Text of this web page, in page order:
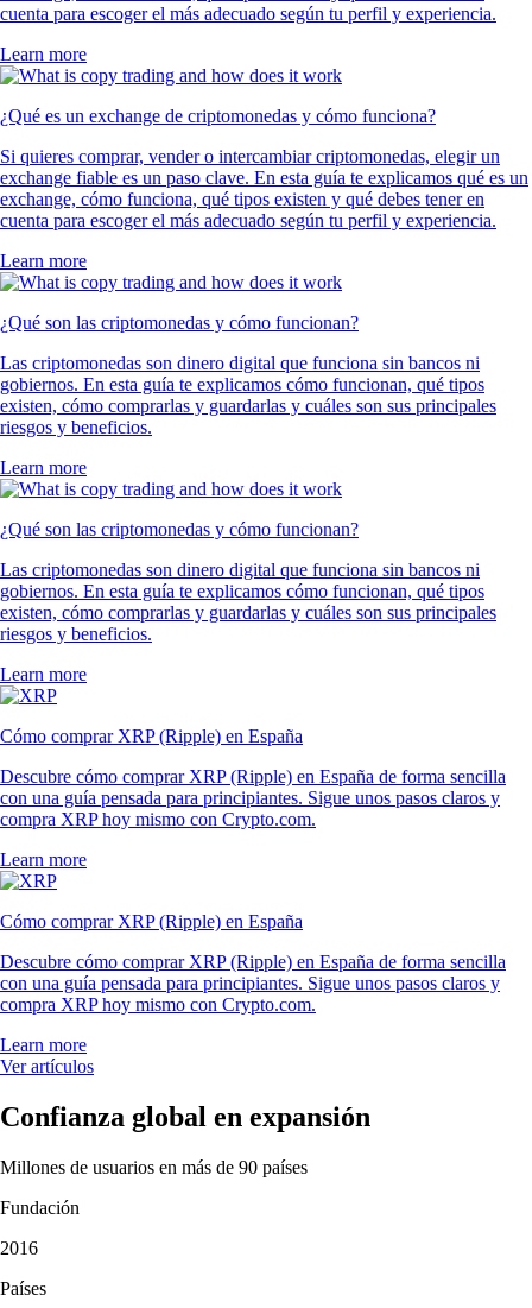
cuenta para escoger el más adecuado según tu perfil y experiencia.
Learn more
¿Qué es un exchange de criptomonedas y cómo funciona?
Si quieres comprar, vender o intercambiar criptomonedas, elegir un
exchange fiable es un paso clave. En esta guía te explicamos qué es un
exchange, cómo funciona, qué tipos existen y qué debes tener en
cuenta para escoger el más adecuado según tu perfil y experiencia.
Learn more
¿Qué son las criptomonedas y cómo funcionan?
Las criptomonedas son dinero digital que funciona sin bancos ni
gobiernos. En esta guía te explicamos cómo funcionan, qué tipos
existen, cómo comprarlas y guardarlas y cuáles son sus principales
riesgos y beneficios.
Learn more
¿Qué son las criptomonedas y cómo funcionan?
Las criptomonedas son dinero digital que funciona sin bancos ni
gobiernos. En esta guía te explicamos cómo funcionan, qué tipos
existen, cómo comprarlas y guardarlas y cuáles son sus principales
riesgos y beneficios.
Learn more
Cómo comprar XRP (Ripple) en España
Descubre cómo comprar XRP (Ripple) en España de forma sencilla
con una guía pensada para principiantes. Sigue unos pasos claros y
compra XRP hoy mismo con Crypto.com.
Learn more
Cómo comprar XRP (Ripple) en España
Descubre cómo comprar XRP (Ripple) en España de forma sencilla
con una guía pensada para principiantes. Sigue unos pasos claros y
compra XRP hoy mismo con Crypto.com.
Learn more
Ver artículos
Confianza global en expansión
Millones de usuarios en más de 90 países
Fundación
2016
Países